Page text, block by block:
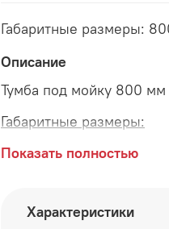
Габаритные размеры:
Описание
Тумба под мойку 800
Габаритные размеры:
длина 800 мм
высота 840 мм
Показать полностью
Характеристики